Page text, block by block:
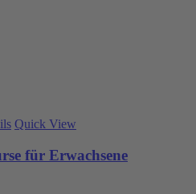
Quick View
für Erwachsene